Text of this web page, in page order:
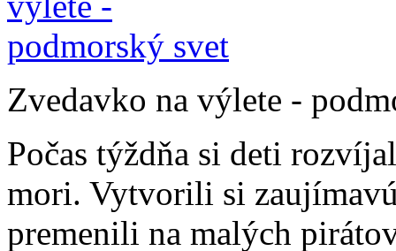
Zvedavko na výlete -
Počas týždňa si deti
mori. Vytvorili si
premenili na malých